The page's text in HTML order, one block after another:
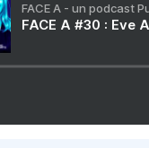
FACE A - un podcast
FACE A #30 : Eve